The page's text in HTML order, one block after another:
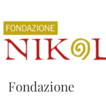
Fondazione